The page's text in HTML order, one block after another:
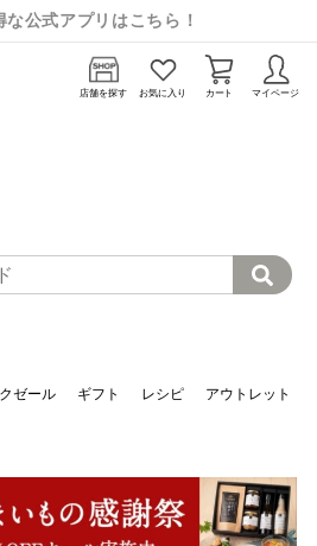
な公式アプリはこちら！
店舗を探す お気に入り カート マイページ
ゼール ギフト レシピ アウトレット